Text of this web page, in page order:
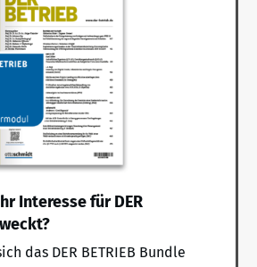
Interesse für DER
das DER BETRIEB Bundle